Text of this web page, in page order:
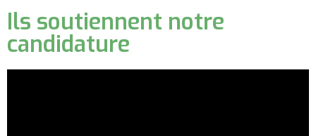
Ils soutiennent notre
candidature​